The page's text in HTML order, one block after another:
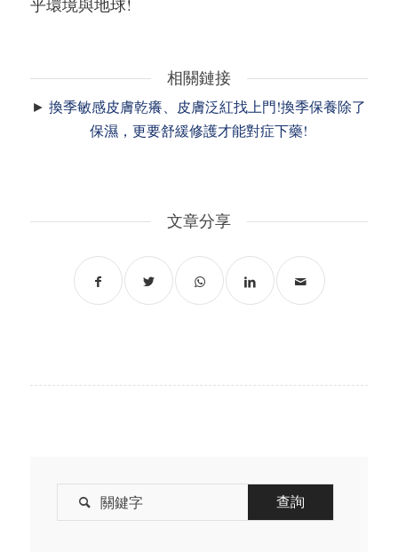
乎環境與地球!
相關鏈接
►換季敏感皮膚乾癢、皮膚泛紅找上門!換季保養除了
保濕，更要舒緩修護才能對症下藥!
文章分享
